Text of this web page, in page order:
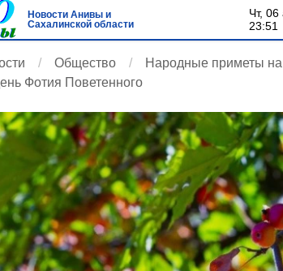
Новости Анивы и
Сахалинской области
чт, 06
23:51
Общество
Народные приметы на
Фотия Поветенного